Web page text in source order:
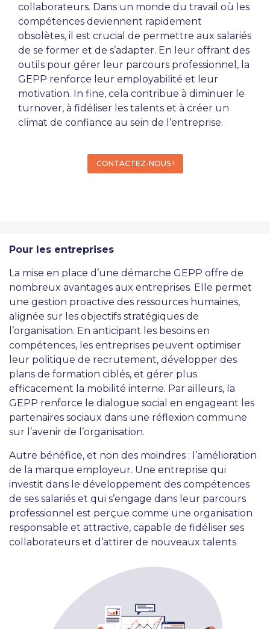
collaborateurs. Dans un monde du travail où les
compétences deviennent rapidement
obsolètes, il est crucial de permettre aux salariés
de se former et de s’adapter. En leur offrant des
outils pour gérer leur parcours professionnel, la
GEPP renforce leur employabilité et leur
motivation. In fine, cela contribue à diminuer le
turnover, à fidéliser les talents et à créer un
climat de confiance au sein de l’entreprise.
CONTACTEZ-NOUS !
Pour les entreprises
La mise en place d’une démarche GEPP offre de
nombreux avantages aux entreprises. Elle permet
une gestion proactive des ressources humaines,
alignée sur les objectifs stratégiques de
l’organisation. En anticipant les besoins en
compétences, les entreprises peuvent optimiser
leur politique de recrutement, développer des
plans de formation ciblés, et gérer plus
efficacement la mobilité interne. Par ailleurs, la
GEPP renforce le dialogue social en engageant les
partenaires sociaux dans une réflexion commune
sur l’avenir de l’organisation.
Autre bénéfice, et non des moindres : l’amélioration
de la marque employeur. Une entreprise qui
investit dans le développement des compétences
de ses salariés et qui s’engage dans leur parcours
professionnel est perçue comme une organisation
responsable et attractive, capable de fidéliser ses
collaborateurs et d’attirer de nouveaux talents